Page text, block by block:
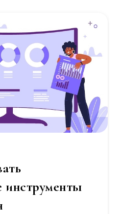
инструменты